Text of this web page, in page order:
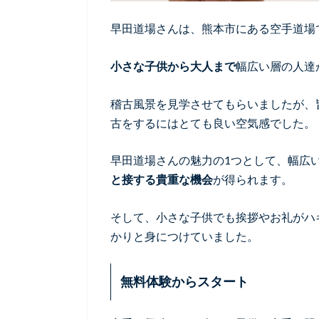
早田道場さんは、熊本市にある空手道場
小さな子供から大人まで幅広い層の人
稽古風景を見学させてもらいましたが
古をするにはとても良い空気感でした。
早田道場さんの魅力の1つとして、幅広
と接する貴重な機会が得られます。
そして、小さな子供でも挨拶やお礼が
かりと身につけていました。
無料体験からスタート